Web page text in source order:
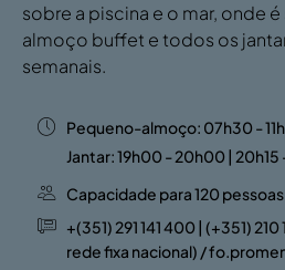
sobre a piscina e o mar, onde
almoço buffet e todos os
semanais.
Pequeno-almoço: 07h30 -
Jantar: 19h00 - 20h00 | 20h15
Capacidade para 120 pessoas
+(351) 291 141 400 | (+351)
rede fixa nacional) /